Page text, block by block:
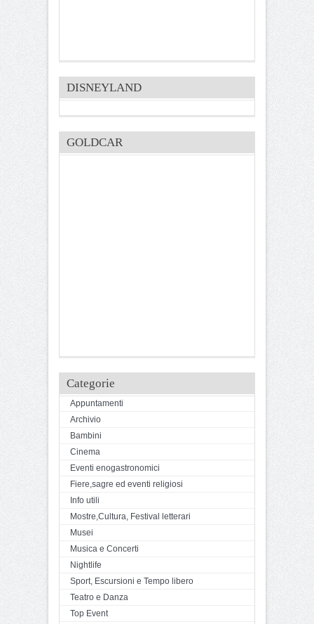
DISNEYLAND
GOLDCAR
Categorie
Appuntamenti
Archivio
Bambini
Cinema
Eventi enogastronomici
Fiere,sagre ed eventi religiosi
Info utili
Mostre,Cultura, Festival letterari
Musei
Musica e Concerti
Nightlife
Sport, Escursioni e Tempo libero
Teatro e Danza
Top Event